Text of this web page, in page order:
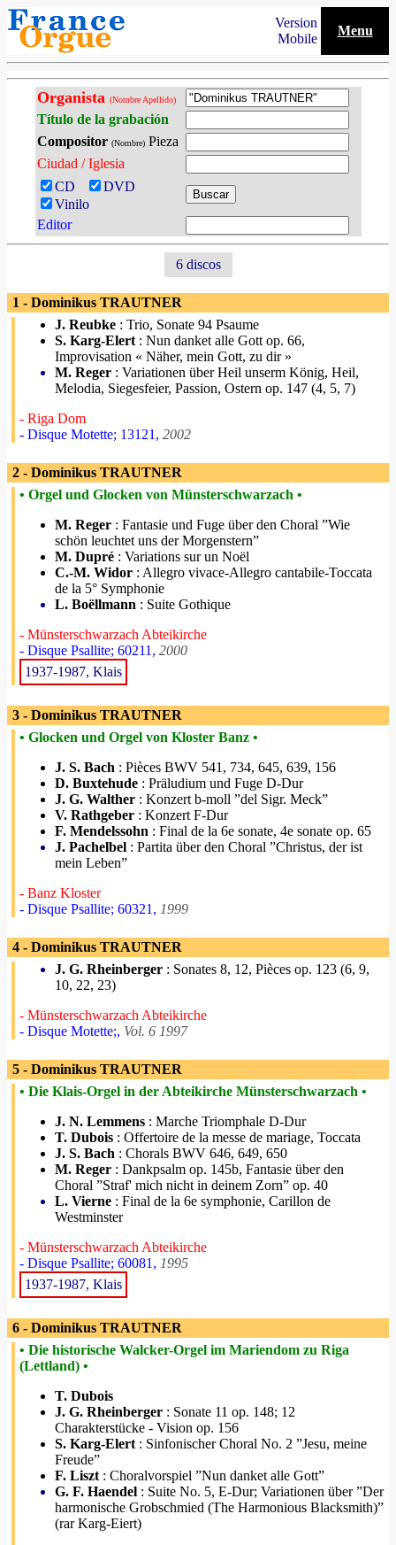
Version
Mobile
Menu
Organista (Nombre Apellido)
Título de la grabación
Compositor (Nombre)Pieza
Ciudad / Iglesia
CD
DVD
Vinilo
Editor
6 discos
1 - Dominikus TRAUTNER
J. Reubke : Trio, Sonate 94 Psaume
S. Karg-Elert : Nun danket alle Gott op. 66,
Improvisation « Näher, mein Gott, zu dir »
M. Reger : Variationen über Heil unserm König, Heil,
Melodia, Siegesfeier, Passion, Ostern op. 147 (4, 5, 7)
- Riga Dom
- Disque Motette; 13121, 2002
2 - Dominikus TRAUTNER
• Orgel und Glocken von Münsterschwarzach •
M. Reger : Fantasie und Fuge über den Choral ”Wie
schön leuchtet uns der Morgenstern”
M. Dupré : Variations sur un Noël
C.-M. Widor : Allegro vivace-Allegro cantabile-Toccata
de la 5° Symphonie
L. Boëllmann : Suite Gothique
- Münsterschwarzach Abteikirche
- Disque Psallite; 60211, 2000
1937-1987, Klais
3 - Dominikus TRAUTNER
• Glocken und Orgel von Kloster Banz •
J. S. Bach : Pièces BWV 541, 734, 645, 639, 156
D. Buxtehude : Präludium und Fuge D-Dur
J. G. Walther : Konzert b-moll ”del Sigr. Meck”
V. Rathgeber : Konzert F-Dur
F. Mendelssohn : Final de la 6e sonate, 4e sonate op. 65
J. Pachelbel : Partita über den Choral ”Christus, der ist
mein Leben”
- Banz Kloster
- Disque Psallite; 60321, 1999
4 - Dominikus TRAUTNER
J. G. Rheinberger : Sonates 8, 12, Pièces op. 123 (6, 9,
10, 22, 23)
- Münsterschwarzach Abteikirche
- Disque Motette;, Vol. 6 1997
5 - Dominikus TRAUTNER
• Die Klais-Orgel in der Abteikirche Münsterschwarzach •
J. N. Lemmens : Marche Triomphale D-Dur
T. Dubois : Offertoire de la messe de mariage, Toccata
J. S. Bach : Chorals BWV 646, 649, 650
M. Reger : Dankpsalm op. 145b, Fantasie über den
Choral ”Straf' mich nicht in deinem Zorn” op. 40
L. Vierne : Final de la 6e symphonie, Carillon de
Westminster
- Münsterschwarzach Abteikirche
- Disque Psallite; 60081, 1995
1937-1987, Klais
6 - Dominikus TRAUTNER
• Die historische Walcker-Orgel im Mariendom zu Riga
(Lettland) •
T. Dubois
J. G. Rheinberger : Sonate 11 op. 148; 12
Charakterstücke - Vision op. 156
S. Karg-Elert : Sinfonischer Choral No. 2 ”Jesu, meine
Freude”
F. Liszt : Choralvorspiel ”Nun danket alle Gott”
G. F. Haendel : Suite No. 5, E-Dur; Variationen über ”Der
harmonische Grobschmied (The Harmonious Blacksmith)”
(rar Karg-Eiert)